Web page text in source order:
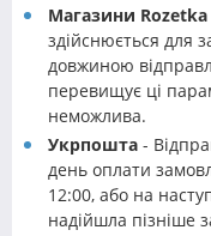
Магазини Rozetka
здійснюється для
довжиною
перевищує ці
неможлива.
Укрпошта -
день оплати
12:00, або на
надійшла пізніше